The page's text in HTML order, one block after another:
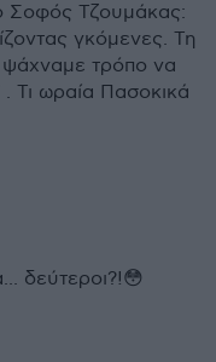
Σοφός Τζουμάκας:
γκόμενες. Τη
τρόπο να
Τι ωραία Πασοκικά
δεύτεροι?!😳